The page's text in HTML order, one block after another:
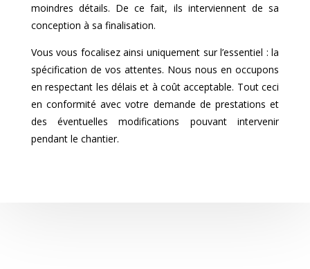
moindres détails. De ce fait, ils interviennent de sa
conception à sa finalisation.
Vous vous focalisez ainsi uniquement sur l’essentiel : la
spécification de vos attentes. Nous nous en occupons
en respectant les délais et à coût acceptable. Tout ceci
en conformité avec votre demande de prestations et
des éventuelles modifications pouvant intervenir
pendant le chantier.